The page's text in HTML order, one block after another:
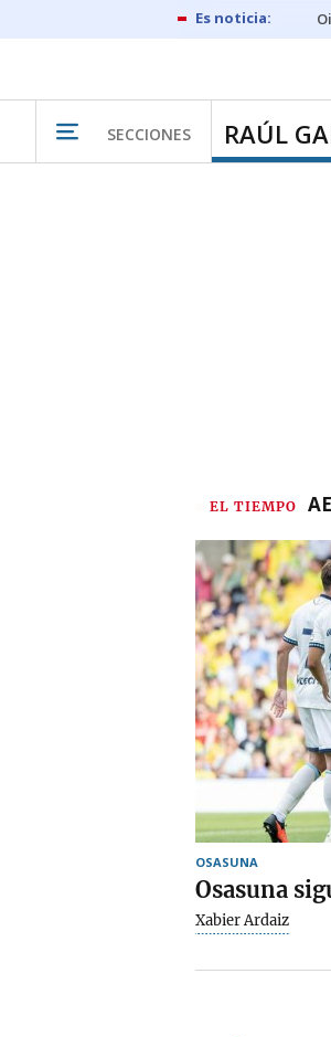
SECCIONES RAÚL
EL TIEMPO
OSASUNA
Osasuna
Xabier Ardaiz